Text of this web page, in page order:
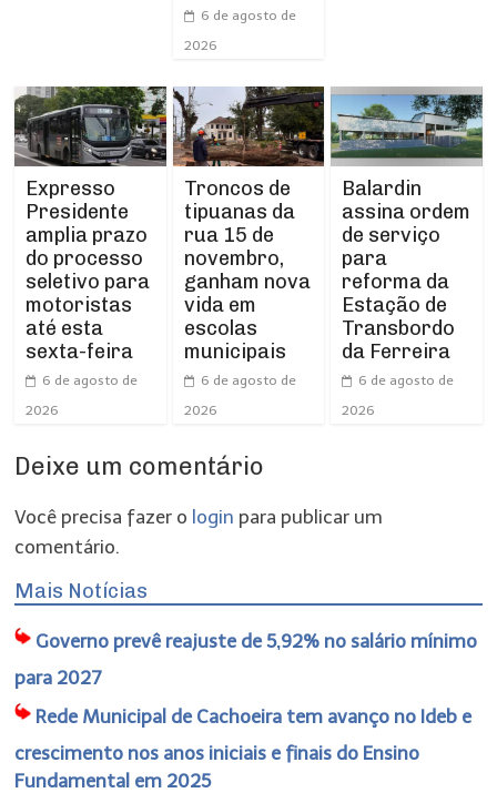
6 de agosto de
2026
Expresso
Presidente
amplia prazo
do processo
seletivo para
motoristas
até esta
sexta-feira
6 de agosto de
2026
Troncos de
tipuanas da
rua 15 de
novembro,
ganham nova
vida em
escolas
municipais
6 de agosto de
2026
Balardin
assina ordem
de serviço
para
reforma da
Estação de
Transbordo
da Ferreira
6 de agosto de
2026
Deixe um comentário
Você precisa fazer o login para publicar um
comentário.
Mais Notícias
Governo prevê reajuste de 5,92% no salário mínimo
para 2027
Rede Municipal de Cachoeira tem avanço no Ideb e
crescimento nos anos iniciais e finais do Ensino
Fundamental em 2025